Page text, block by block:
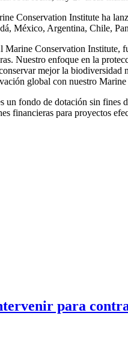
Conservation Institute ha
México, Argentina, Chile,
Conservation Institute,
Nuestro enfoque en la
mejor la
global con nuestro
fondo de dotación sin fines
financieras para proyectos
para